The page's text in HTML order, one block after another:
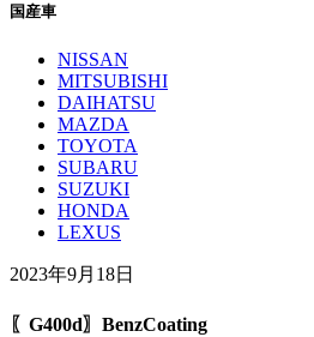
国産車
NISSAN
MITSUBISHI
DAIHATSU
MAZDA
TOYOTA
SUBARU
SUZUKI
HONDA
LEXUS
2023年9月18日
〖G400d〗BenzCoating